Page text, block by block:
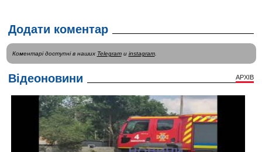
Додати коментар
Коментарі доступні в наших Telegramи instagram.
Відеоновини АРХІВ